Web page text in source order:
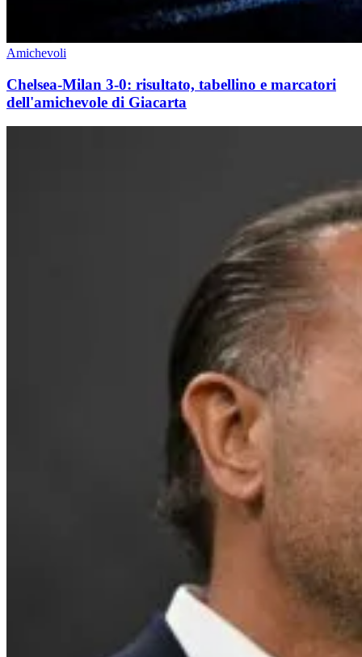
Amichevoli
Chelsea-Milan 3-0: risultato, tabellino e marcatori
dell'amichevole di Giacarta